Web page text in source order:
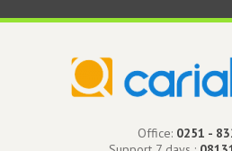
Office: 0251 -